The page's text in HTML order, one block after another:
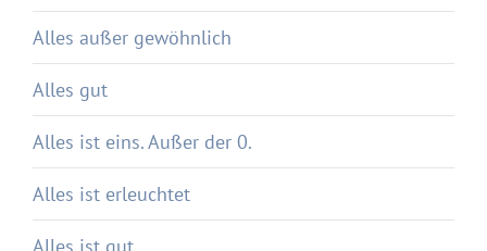
Alles außer gewöhnlich
Alles gut
Alles ist eins. Außer der 0.
Alles ist erleuchtet